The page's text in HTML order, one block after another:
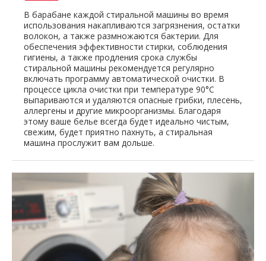
В барабане каждой стиральной машины во время
использования накапливаются загрязнения, остатки
волокон, а также размножаются бактерии. Для
обеспечения эффективности стирки, соблюдения
гигиены, а также продления срока службы
стиральной машины рекомендуется регулярно
включать программу автоматической очистки. В
процессе цикла очистки при температуре 90°C
выпариваются и удаляются опасные грибки, плесень,
аллергены и другие микроорганизмы. Благодаря
этому ваше белье всегда будет идеально чистым,
свежим, будет приятно пахнуть, а стиральная
машина прослужит вам дольше.